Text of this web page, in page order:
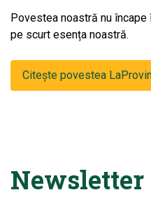
Povestea noastră nu
pe scurt esența noastră.
Citește povestea
Newsletter